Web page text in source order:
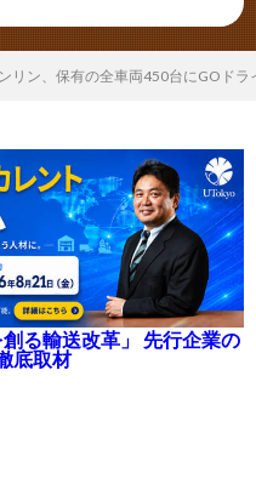
リン、保有の全車両450台にGOド
る輸送改革」 先行企業の
底取材